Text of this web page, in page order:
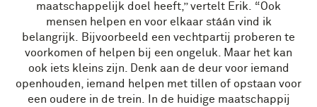
maatschappelijk doel heeft,” vertelt Erik. “Ook
mensen helpen en voor elkaar stáán vind ik
belangrijk. Bijvoorbeeld een vechtpartij proberen te
voorkomen of helpen bij een ongeluk. Maar het kan
ook iets kleins zijn. Denk aan de deur voor iemand
openhouden, iemand helpen met tillen of opstaan voor
een oudere in de trein. In de huidige maatschappij